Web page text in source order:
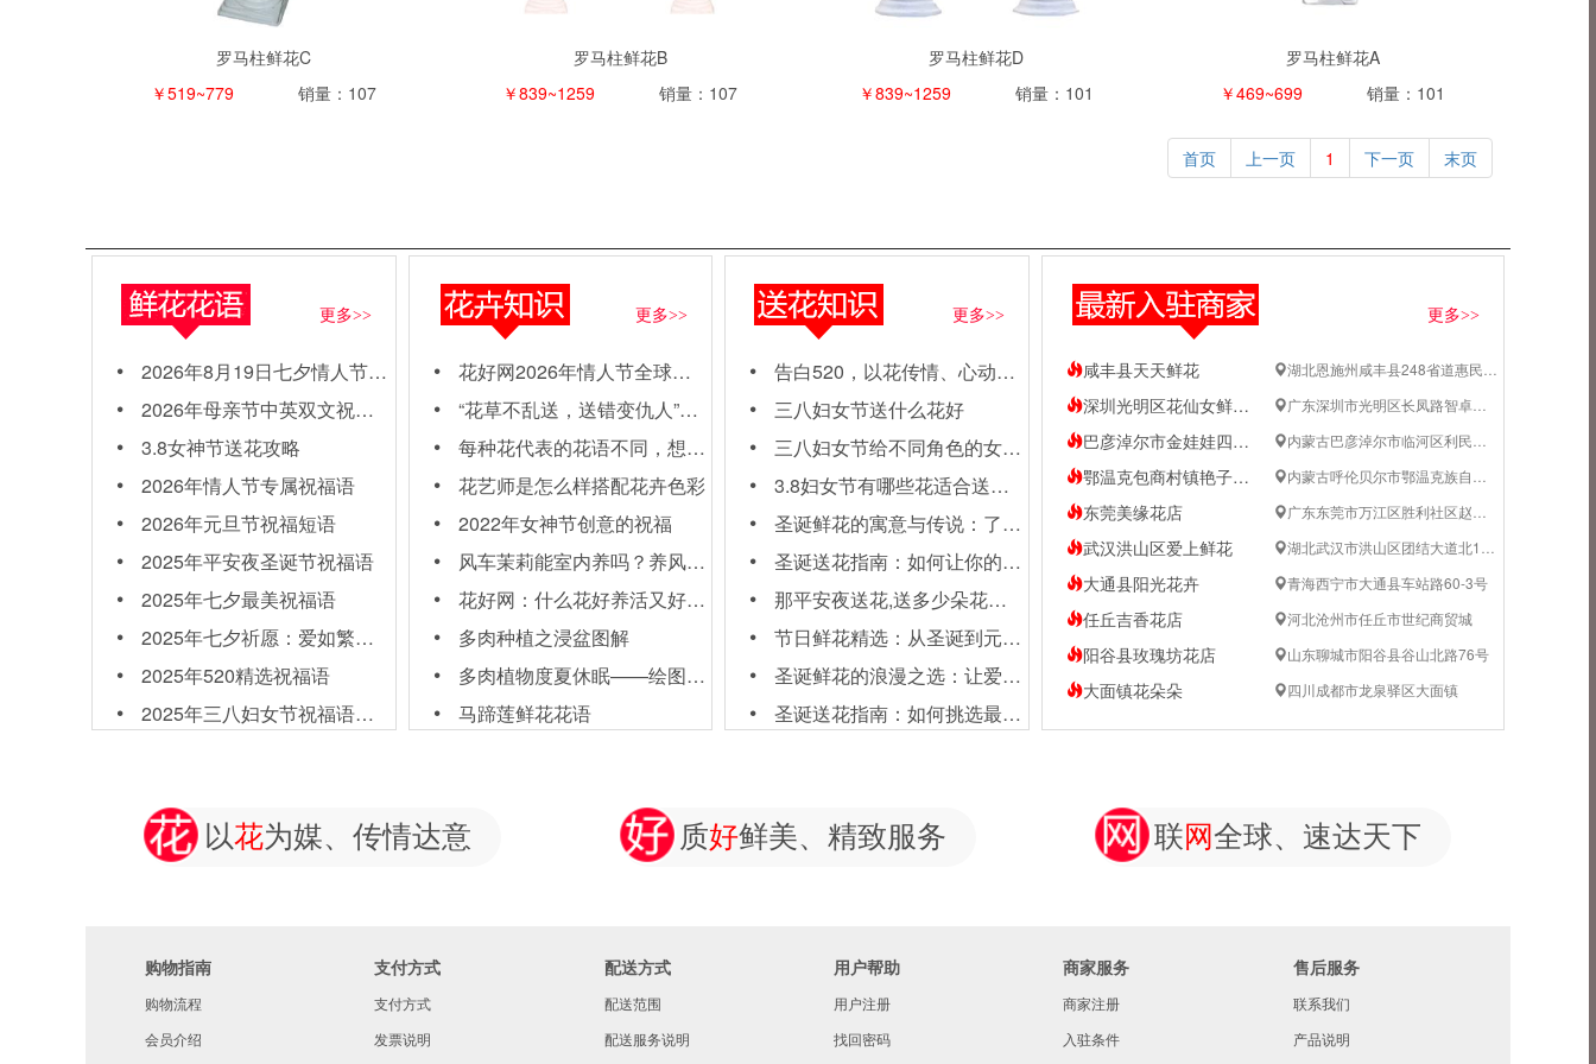
罗马柱鲜花C
￥519~779
销量：107
罗马柱鲜花B
￥839~1259
销量：107
罗马柱鲜花D
￥839~1259
销量：101
罗马柱鲜花A
￥469~699
销量：101
首页 上一页 1 下一页 末页
更多>>
2026年8月19日七夕情人节情侣祝福语
2026年母亲节中英双文祝福语
3.8女神节送花攻略
2026年情人节专属祝福语
2026年元旦节祝福短语
2025年平安夜圣诞节祝福语
2025年七夕最美祝福语
2025年七夕祈愿：爱如繁花，绽放岁岁年年
2025年520精选祝福语
2025年三八妇女节祝福语大全
更多>>
花好网2026年情人节全球鲜花速递订购需知
“花草不乱送，送错变仇人”哪些花不能轻易送人吗？
每种花代表的花语不同，想知道吗？
花艺师是怎么样搭配花卉色彩
2022年女神节创意的祝福
风车茉莉能室内养吗？养风车茉莉要注意这几点
花好网：什么花好养活又好看，适合新手养殖花卉
多肉种植之浸盆图解
多肉植物度夏休眠——绘图日志
马蹄莲鲜花花语
更多>>
告白520，以花传情、心动之选
三八妇女节送什么花好
三八妇女节给不同角色的女性怎么送花？
3.8妇女节有哪些花适合送女神？
圣诞鲜花的寓意与传说：了解每朵花背后的故事
圣诞送花指南：如何让你的女友心动不已
那平安夜送花,送多少朵花比较合适呢
节日鲜花精选：从圣诞到元旦，用鲜花点亮节日氛围
圣诞鲜花的浪漫之选：让爱与节日氛围同在
圣诞送花指南：如何挑选最应景的节日之花
更多>>
咸丰县天天鲜花 湖北恩施州咸丰县248省道惠民口腔门诊旁边
深圳光明区花仙女鲜花店 广东深圳市光明区长凤路智卓居北侧约70米
巴彦淖尔市金娃娃四季花城店 内蒙古巴彦淖尔市临河区利民西街四季花城五区3号门店
鄂温克包商村镇艳子花店 内蒙古呼伦贝尔市鄂温克族自治旗鄂温克族自治旗巴彦托海镇海天新村5号楼
东莞美缘花店 广东东莞市万江区胜利社区赵屋南路一巷9号
武汉洪山区爱上鲜花 湖北武汉市洪山区团结大道北100米
大通县阳光花卉 青海西宁市大通县车站路60-3号
任丘吉香花店 河北沧州市任丘市世纪商贸城
阳谷县玫瑰坊花店 山东聊城市阳谷县谷山北路76号
大面镇花朵朵 四川成都市龙泉驿区大面镇
以花为媒、传情达意 质好鲜美、精致服务 联网 全球、速达天下
购物指南
购物流程
会员介绍
支付方式
支付方式
发票说明
配送方式
配送范围
配送服务说明
用户帮助
用户注册
找回密码
商家服务
商家注册
入驻条件
售后服务
联系我们
产品说明